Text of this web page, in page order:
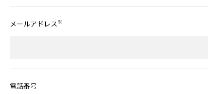
メールアドレス※
電話番号